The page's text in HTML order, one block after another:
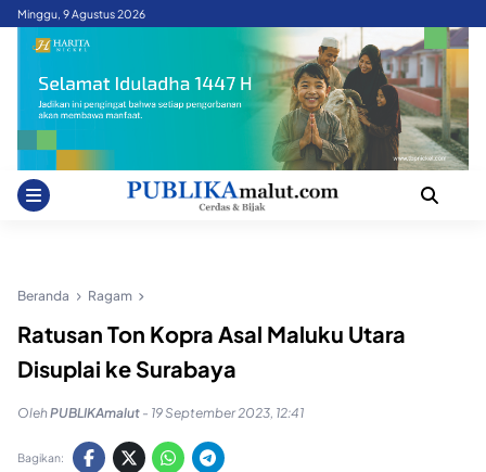
SkipMinggu, 9 Agustus 2026
Beranda Ragam
Ratusan Ton Kopra Asal Maluku Utara
Disuplai ke Surabaya
OlehPUBLIKAmalut - 19 September 2023, 12:41
Bagikan: